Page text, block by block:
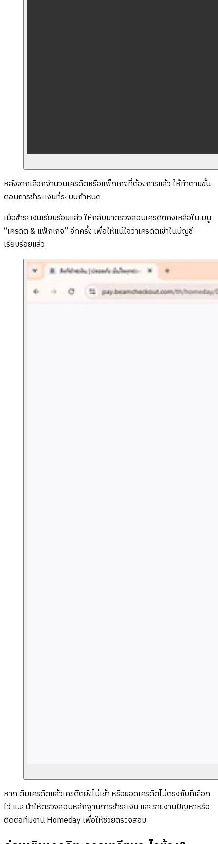
หลังจากเลือกจำนวนเครดิตหรือแพ็กเกจที่ต้องการแล้ว ให้ทำตามขั้น
ตอนการชำระเงินที่ระบบกำหนด
เมื่่อชำระเงินเรียบร้อยแล้ว ให้กลับมาตรวจสอบเครดิตคงเหลือในเมนู
“เครดิต & แพ็กเกจ” อีกครั้ง เพื่อให้แน่ใจว่าเครดิตเข้าในบัญชี
เรียบร้อยแล้ว
หากเติมเครดิตแล้วเครดิตยังไม่เข้า หรือยอดเครดิตไม่ตรงกับที่เลือก
ไว้ แนะนำให้ตรวจสอบหลักฐานการชำระเงิน และรายงานปัญหาหรือ
ติดต่อทีมงาน Homeday เพื่อให้ช่วยตรวจสอบ